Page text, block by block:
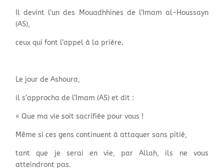
Il devint l’un des Mouadhhines de l’Imam al-Houssayn
(AS),
ceux qui font l’appel à la prière.
Le jour de Ashoura,
il s’approcha de l’Imam (AS) et dit :
« Que ma vie soit sacrifiée pour vous !
Même si ces gens continuent à attaquer sans pitié,
tant que je serai en vie, par Allah, ils ne vous
atteindront pas.